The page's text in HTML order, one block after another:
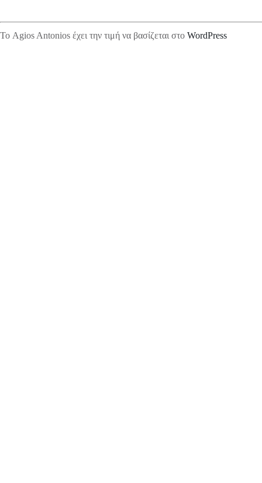
Το Agios Antonios έχει την τιμή να βασίζεται στο WordPress